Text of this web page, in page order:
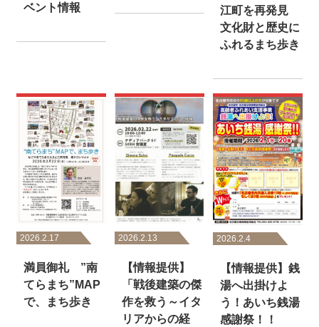
ベント情報
江町を再発見
文化財と歴史に
ふれるまち歩き
2026.2.17
満員御礼 ”南
てらまち”MAP
で、まち歩き
2026.2.13
【情報提供】
「戦後建築の傑
作を救う～イタ
リアからの経
2026.2.4
【情報提供】銭
湯へ出掛けよ
う！あいち銭湯
感謝祭！！